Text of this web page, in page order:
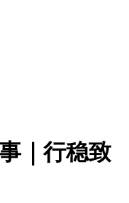
｜行稳致